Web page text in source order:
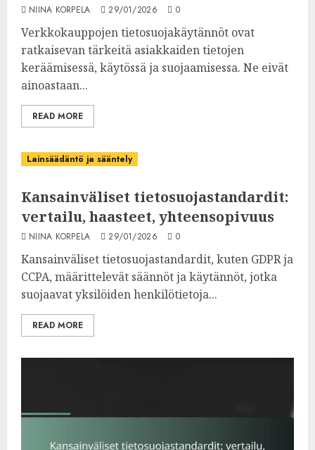
NIINA KORPELA 29/01/2026 0
Verkkokauppojen tietosuojakäytännöt ovat
ratkaisevan tärkeitä asiakkaiden tietojen
keräämisessä, käytössä ja suojaamisessa. Ne eivät
ainoastaan...
READ MORE
Lainsäädäntö ja sääntely
Kansainväliset tietosuojastandardit:
vertailu, haasteet, yhteensopivuus
NIINA KORPELA 29/01/2026 0
Kansainväliset tietosuojastandardit, kuten GDPR ja
CCPA, määrittelevät säännöt ja käytännöt, jotka
suojaavat yksilöiden henkilötietoja...
READ MORE